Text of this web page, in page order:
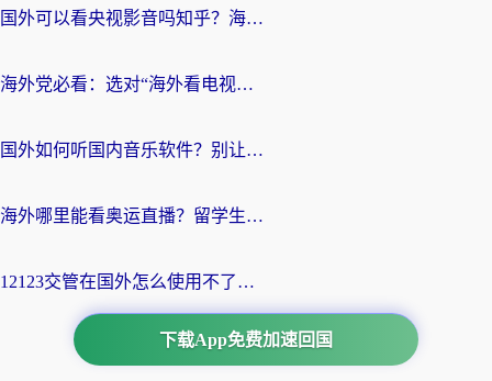
国外可以看央视影音吗知乎？海外党亲测有效的回国加速方案
海外党必看：选对“海外看电视剧软件”，再也不用愁国内剧刷不了
国外如何听国内音乐软件？别让地域限制，断了你的中文歌单
海外哪里能看奥运直播？留学生&海外华人必看的体育赛事观赛终极指南
12123交管在国外怎么使用不了？海外华人必看的无缝访问国内资源指南
下载App免费加速回国